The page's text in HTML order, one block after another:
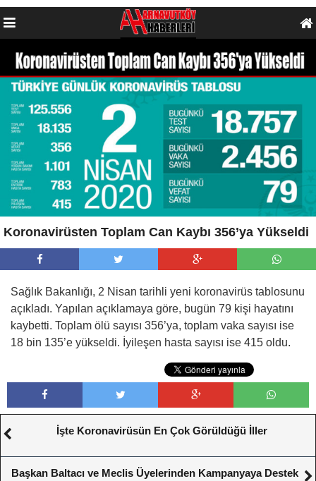
Koronavirüsten Toplam Can Kaybı 356’ya Yükseldi
Sağlık Bakanlığı, 2 Nisan tarihli yeni koronavirüs tablosunu
açıkladı. Yapılan açıklamaya göre, bugün 79 kişi hayatını
kaybetti. Toplam ölü sayısı 356’ya, toplam vaka sayısı ise
18 bin 135’e yükseldi. İyileşen hasta sayısı ise 415 oldu.
İşte Koronavirüsün En Çok Görüldüğü İller
Başkan Baltacı ve Meclis Üyelerinden Kampanyaya Destek